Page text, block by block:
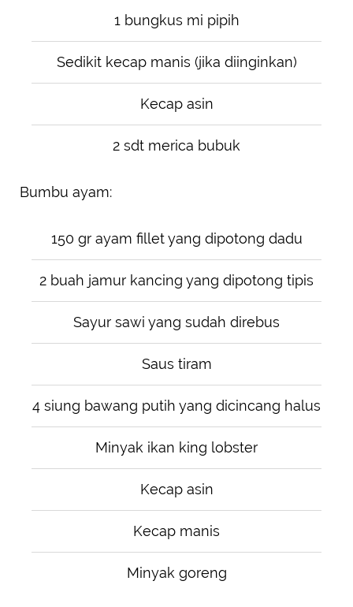
1 bungkus mi pipih
Sedikit kecap manis (jika diinginkan)
Kecap asin
2 sdt merica bubuk
Bumbu ayam:
150 gr ayam fillet yang dipotong dadu
2 buah jamur kancing yang dipotong tipis
Sayur sawi yang sudah direbus
Saus tiram
4 siung bawang putih yang dicincang halus
Minyak ikan king lobster
Kecap asin
Kecap manis
Minyak goreng